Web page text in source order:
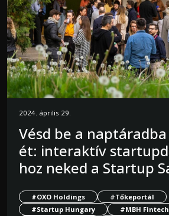
2024. április 29.
Vésd be a
ét: interaktív
hoz neked a Startup
#OXO Holdings
#Tőkeportál
#Startup Hungary
#MBH